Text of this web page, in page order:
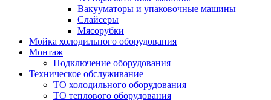
Вакууматоры и упаковочные машины
Слайсеры
Мясорубки
Мойка холодильного оборудования
Монтаж
Подключение оборудования
Техническое обслуживание
ТО холодильного оборудования
ТО теплового оборудования